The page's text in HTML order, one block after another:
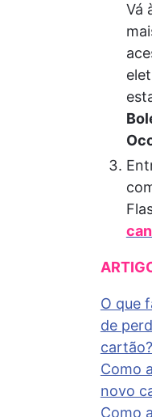
Vá
O que
de
cartão?
Como
novo
Como